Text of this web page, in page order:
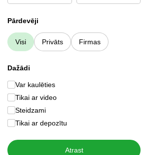
Pārdevēji
Visi Privāts Firmas
Dažādi
Var kaulēties
Tikai ar video
Steidzami
Tikai ar depozītu
Atrast